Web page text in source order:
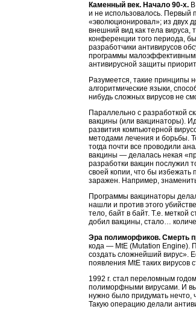
Каменный век. Начало 90-х.
и не использовалось. Первый
«эволюционировал»; из двух
внешний вид как тела вируса,
конференции того периода,
разработчики антивирусов
программы
антивирусной защиты
Разумеется, такие принципы
алгоритмические языки,
нибудь сложных вирусов не
Параллельно с разработкой
вакцины (или вакцинаторы).
развития компьютерной
методами лечения и борьбы.
тогда почти все проводили
вакцины — делалась некая
разработки вакцин послужил
своей копии, что бы избежать
заражен. Например,
Программы вакцинаторы
нашли и против этого
тело, байт в байт. Т.е. меткой
добил вакцины, стало…
Эра полиморфиков. Смерть
кода — MtE (Mutation Engine).
создать сложнейший вирус».
появления MtE таких вирусов
1992 г. стал переломным
полиморфными вирусами. И
нужно было придумать нечто,
Такую операцию делали